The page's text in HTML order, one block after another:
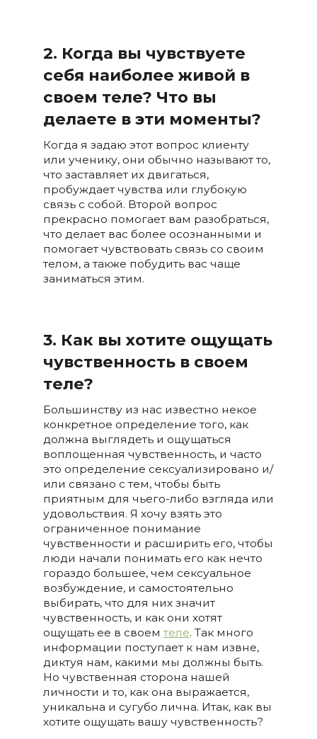
2. Когда вы чувствуете
себя наиболее живой в
своем теле? Что вы
делаете в эти моменты?
Когда я задаю этот вопрос клиенту
или ученику, они обычно называют то,
что заставляет их двигаться,
пробуждает чувства или глубокую
связь с собой. Второй вопрос
прекрасно помогает вам разобраться,
что делает вас более осознанными и
помогает чувствовать связь со своим
телом, а также побудить вас чаще
заниматься этим.
3. Как вы хотите ощущать
чувственность в своем
теле?
Большинству из нас известно некое
конкретное определение того, как
должна выглядеть и ощущаться
воплощенная чувственность, и часто
это определение сексуализировано и/
или связано с тем, чтобы быть
приятным для чьего-либо взгляда или
удовольствия. Я хочу взять это
ограниченное понимание
чувственности и расширить его, чтобы
люди начали понимать его как нечто
гораздо большее, чем сексуальное
возбуждение, и самостоятельно
выбирать, что для них значит
чувственность, и как они хотят
ощущать ее в своемтеле. Так много
информации поступает к нам извне,
диктуя нам, какими мы должны быть.
Но чувственная сторона нашей
личности и то, как она выражается,
уникальна и сугубо лична. Итак, как вы
хотите ощущать вашу чувственность?